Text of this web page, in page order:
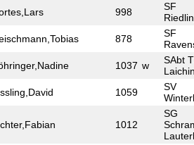
998
SF
878
SF
1037 w
SAbt
1059
SV
1012
SG